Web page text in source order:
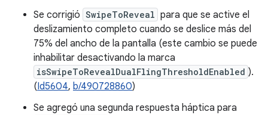
Se corrigió SwipeToReveal para que se active el
deslizamiento completo cuando se deslice más del
75% del ancho de la pantalla (este cambio se puede
inhabilitar desactivando la marca
isSwipeToRevealDualFlingThresholdEnabled ).
(Id5604, b/490728860)
Se agregó una segunda respuesta háptica para